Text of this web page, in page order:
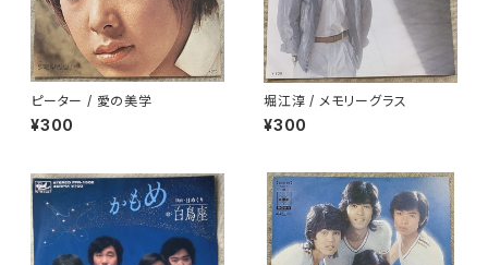
ピーター / 愛の美学
¥300
堀江淳 / メモリーグラス
¥300